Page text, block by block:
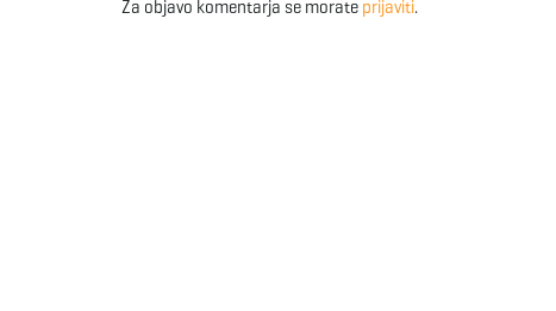
Za objavo komentarja se morate prijaviti.